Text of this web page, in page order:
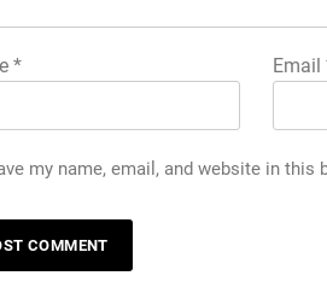
* Email
my name, email, and website in